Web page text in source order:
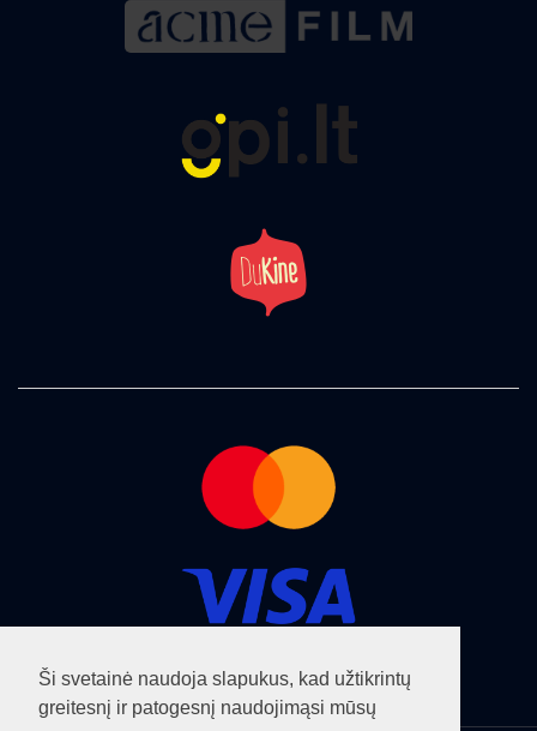
Ši svetainė naudoja slapukus, kad užtikrintų
greitesnį ir patogesnį naudojimąsi mūsų